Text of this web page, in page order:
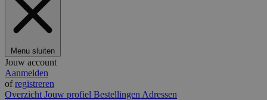
Menu sluiten
Jouw account
Aanmelden
ofregistreren
Overzicht Jouw profiel Bestellingen Adressen